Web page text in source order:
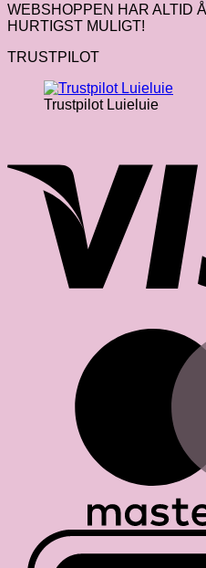
WEBSHOPPEN HAR ALTID
HURTIGST MULIGT!
TRUSTPILOT
Trustpilot Luieluie